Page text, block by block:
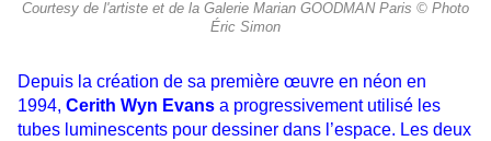
Courtesy de l'artiste et de la Galerie Marian GOODMAN Paris © Photo
Éric Simon
Depuis la création de sa première œuvre en néon en
1994, Cerith Wyn Evans a progressivement utilisé les
tubes luminescents pour dessiner dans l’espace. Les deux